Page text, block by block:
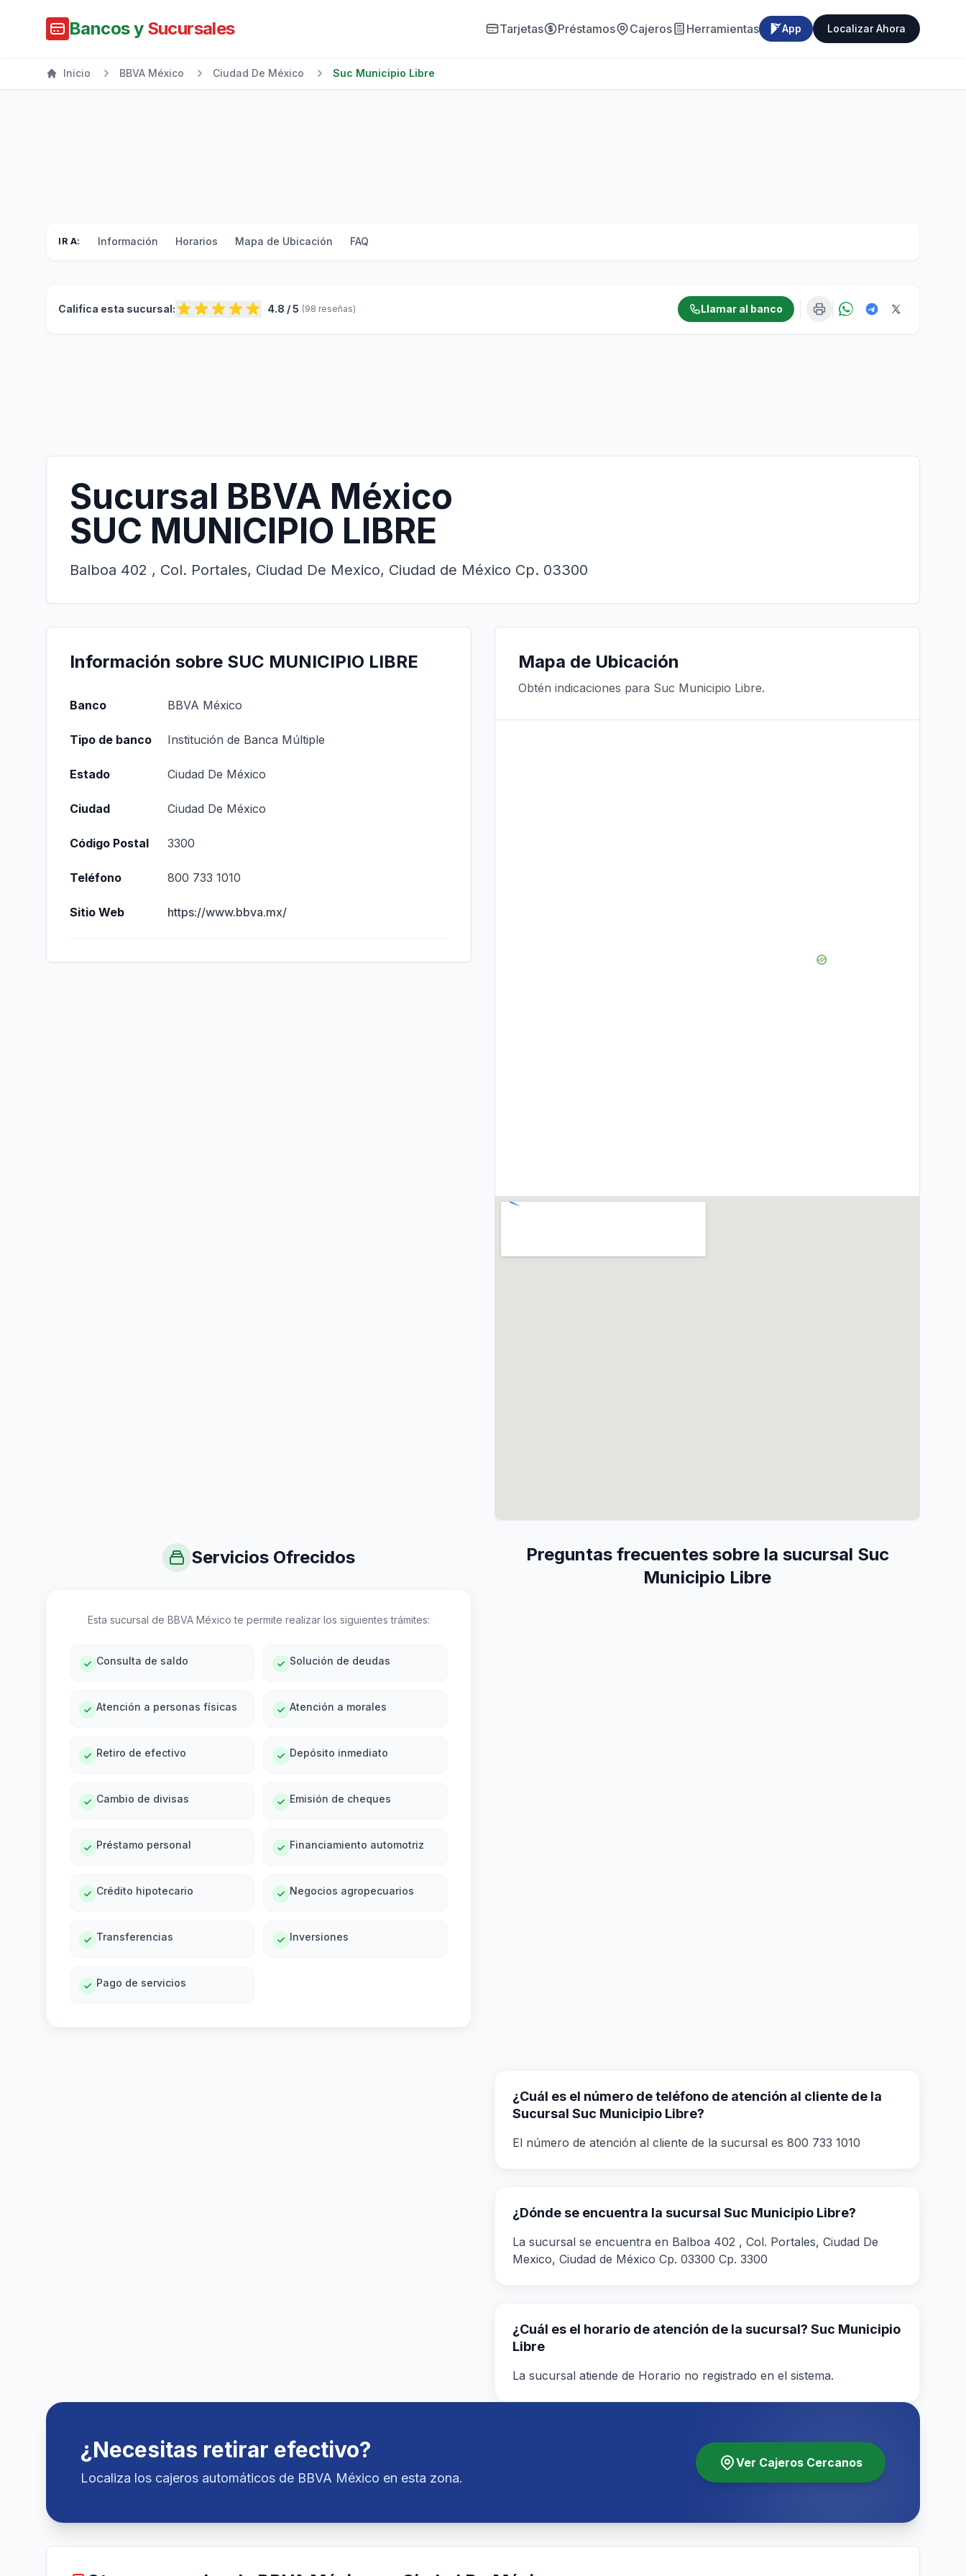
Bancos y Sucursales Tarjetas Préstamos Cajeros Herramientas App Localizar Ahora
Inicio BBVA México Ciudad De México Suc Municipio Libre
IR A: Información Horarios Mapa de Ubicación FAQ
Califica esta sucursal: 4.8 / 5 (98 reseñas) Llamar al banco
Sucursal BBVA México
SUC MUNICIPIO LIBRE
Balboa 402 , Col. Portales, Ciudad De Mexico, Ciudad de México Cp. 03300
Información sobre SUC MUNICIPIO LIBRE
Banco BBVA México
Tipo de banco Institución de Banca Múltiple
Estado Ciudad De México
Ciudad Ciudad De México
Código Postal 3300
Teléfono 800 733 1010
Sitio Web https://www.bbva.mx/
Mapa de Ubicación
Obtén indicaciones para Suc Municipio Libre.
Servicios Ofrecidos
Esta sucursal de BBVA México te permite realizar los siguientes trámites:
Consulta de saldo Solución de deudas
Atención a personas físicas Atención a morales
Retiro de efectivo Depósito inmediato
Cambio de divisas Emisión de cheques
Préstamo personal Financiamiento automotriz
Crédito hipotecario Negocios agropecuarios
Transferencias Inversiones
Pago de servicios
Preguntas frecuentes sobre la sucursal Suc
Municipio Libre
¿Cuál es el número de teléfono de atención al cliente de la
Sucursal Suc Municipio Libre?
El número de atención al cliente de la sucursal es 800 733 1010
¿Dónde se encuentra la sucursal Suc Municipio Libre?
La sucursal se encuentra en Balboa 402 , Col. Portales, Ciudad De
Mexico, Ciudad de México Cp. 03300 Cp. 3300
¿Cuál es el horario de atención de la sucursal? Suc Municipio
Libre
La sucursal atiende de Horario no registrado en el sistema.
¿Necesitas retirar efectivo?
Localiza los cajeros automáticos de BBVA México en esta zona.
Ver Cajeros Cercanos